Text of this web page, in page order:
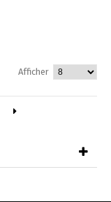
Afficher